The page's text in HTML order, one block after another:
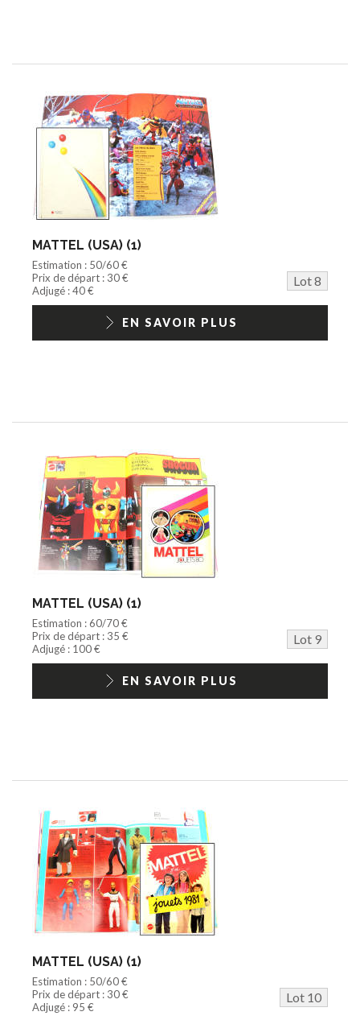
MATTEL (USA) (1)
Estimation : 50/60 €
Prix de départ : 30 €
Lot 8
Adjugé : 40 €
EN SAVOIR PLUS
MATTEL (USA) (1)
Estimation : 60/70 €
Prix de départ : 35 €
Lot 9
Adjugé : 100 €
EN SAVOIR PLUS
MATTEL (USA) (1)
Estimation : 50/60 €
Prix de départ : 30 €
Lot 10
Adjugé : 95 €